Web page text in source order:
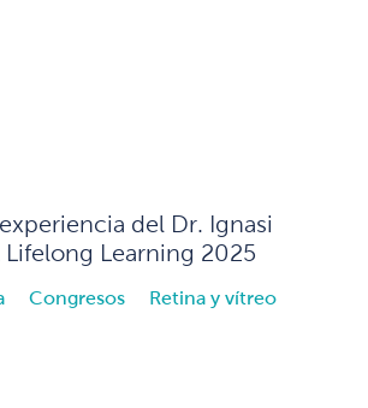
del Dr. Ignasi
Learning 2025
Congresos Retina y vítreo